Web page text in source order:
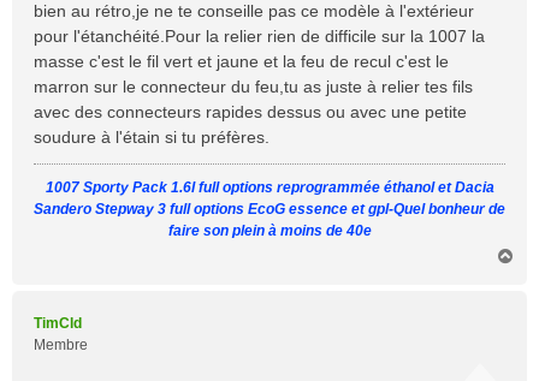
g
e
bien au rétro,je ne te conseille pas ce modèle à l'extérieur
pour l'étanchéité.Pour la relier rien de difficile sur la 1007 la
masse c'est le fil vert et jaune et la feu de recul c'est le
marron sur le connecteur du feu,tu as juste à relier tes fils
avec des connecteurs rapides dessus ou avec une petite
soudure à l'étain si tu préfères.
1007 Sporty Pack 1.6l full options reprogrammée éthanol et Dacia
Sandero Stepway 3 full options EcoG essence et gpl-Quel bonheur de
faire son plein à moins de 40e
TimCld
Membre